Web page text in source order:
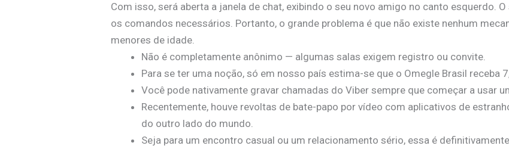
Com isso, será aberta a janela de chat, exibindo o seu novo amigo no canto esquerdo.
os comandos necessários. Portanto, o grande problema é que não existe nenhum
menores de idade.
Não é completamente anônimo — algumas salas exigem registro ou convite.
Para se ter uma noção, só em nosso país estima-se que o Omegle Brasil receba
Você pode nativamente gravar chamadas do Viber sempre que começar a usar
Recentemente, houve revoltas de bate-papo por vídeo com aplicativos de
do outro lado do mundo.
Seja para um encontro casual ou um relacionamento sério, essa é